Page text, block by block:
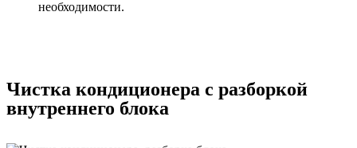
необходимости.
Чистка кондиционера с разборкой
внутреннего блока